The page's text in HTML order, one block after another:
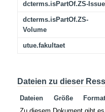
dcterms.isPartOf.ZS-Issue
dcterms.isPartOf.ZS-
Volume
utue.fakultaet
Dateien zu dieser
Dateien Größe
Format